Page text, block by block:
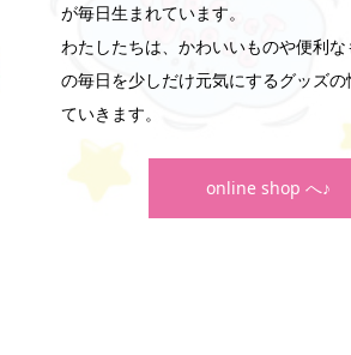
が毎日生まれています。
わたしたちは、かわいいものや便利
の毎日を少しだけ元気にするグッズ
ていきます。
online shop へ♪